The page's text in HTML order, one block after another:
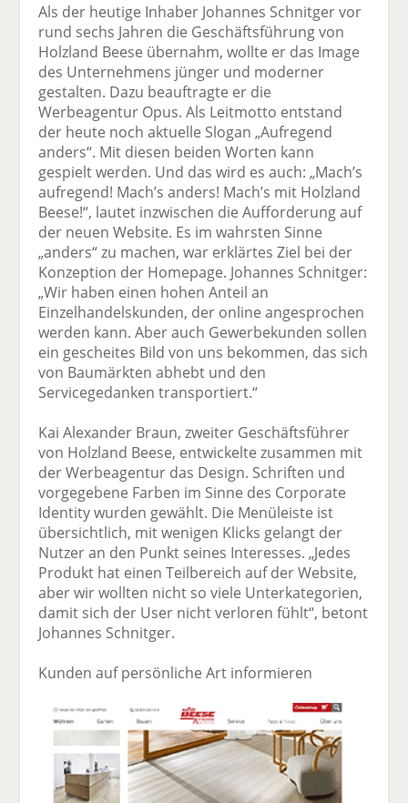
Als der heutige Inhaber Johannes Schnitger vor
rund sechs Jahren die Geschäftsführung von
Holzland Beese übernahm, wollte er das Image
des Unternehmens jünger und moderner
gestalten. Dazu beauftragte er die
Werbeagentur Opus. Als Leitmotto entstand
der heute noch aktuelle Slogan „Aufregend
anders“. Mit diesen beiden Worten kann
gespielt werden. Und das wird es auch: „Mach’s
aufregend! Mach’s anders! Mach’s mit Holzland
Beese!“, lautet inzwischen die Aufforderung auf
der neuen Website. Es im wahrsten Sinne
„anders“ zu machen, war erklärtes Ziel bei der
Konzeption der Homepage. Johannes Schnitger:
„Wir haben einen hohen Anteil an
Einzelhandelskunden, der online angesprochen
werden kann. Aber auch Gewerbekunden sollen
ein gescheites Bild von uns bekommen, das sich
von Baumärkten abhebt und den
Servicegedanken transportiert.“
Kai Alexander Braun, zweiter Geschäftsführer
von Holzland Beese, entwickelte zusammen mit
der Werbeagentur das Design. Schriften und
vorgegebene Farben im Sinne des Corporate
Identity wurden gewählt. Die Menüleiste ist
übersichtlich, mit wenigen Klicks gelangt der
Nutzer an den Punkt seines Interesses. „Jedes
Produkt hat einen Teilbereich auf der Website,
aber wir wollten nicht so viele Unterkategorien,
damit sich der User nicht verloren fühlt“, betont
Johannes Schnitger.
Kunden auf persönliche Art informieren